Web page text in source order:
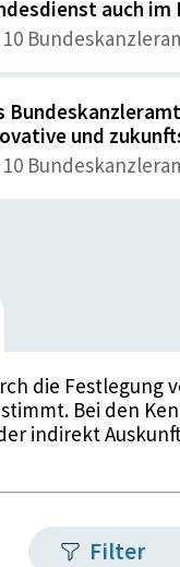
auch
10
und
10
die Festlegung
Bei den
indirekt
Filter